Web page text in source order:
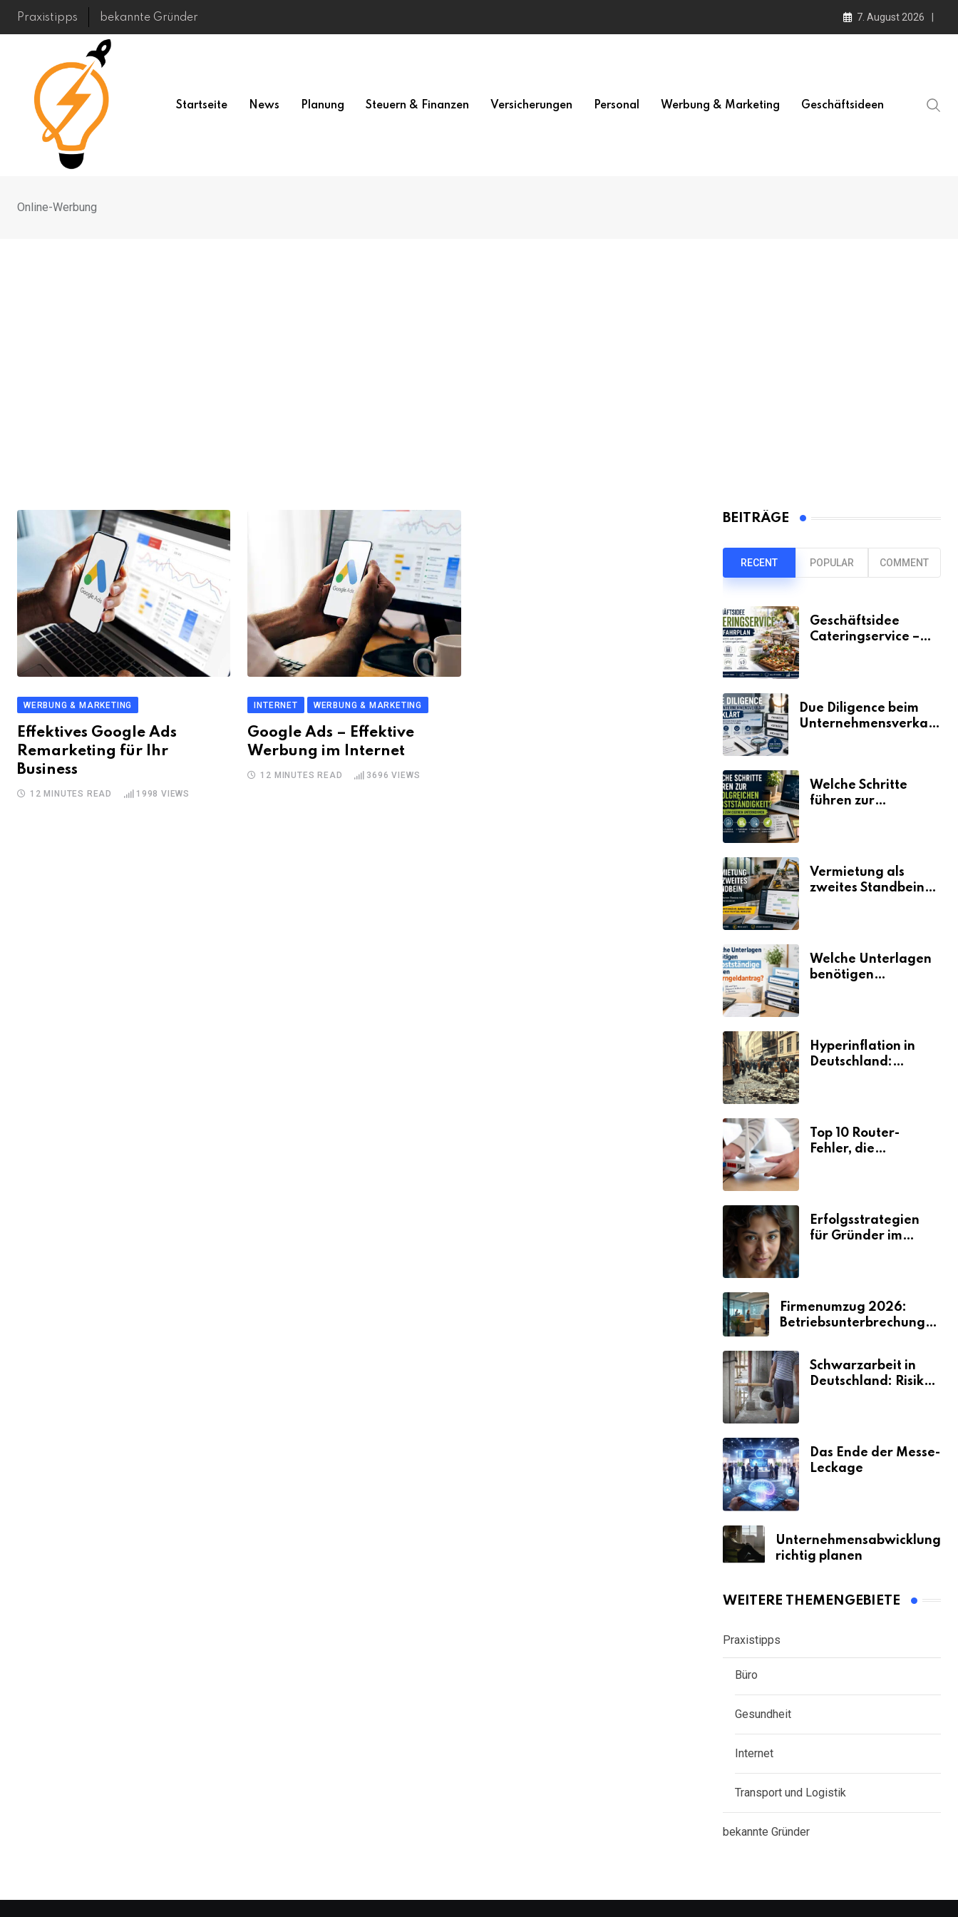
Skip
Praxistipps bekannte Gründer 7. August 2026
Startseite News Planung Steuern & Finanzen Versicherungen Personal Werbung & Marketing Geschäftsideen
Online-Werbung
WERBUNG & MARKETING
Effektives Google Ads
Remarketing für Ihr
Business
12 MINUTES READ 1998 VIEWS
INTERNET WERBUNG & MARKETING
Google Ads – Effektive
Werbung im Internet
12 MINUTES READ 3696 VIEWS
BEITRÄGE
RECENT POPULAR COMMENT
Geschäftsidee
Cateringservice –
Due Diligence beim
Unternehmensverkauf
Welche Schritte
führen zur
Vermietung als
zweites Standbein:
Umsätze machen
Welche Unterlagen
benötigen
Hyperinflation in
Deutschland:
Top 10 Router-
Fehler, die
Erfolgsstrategien
für Gründer im
Firmenumzug 2026:
Betriebsunterbrechungen
Schwarzarbeit in
Deutschland: Risiken
Das Ende der Messe-
Leckage
Unternehmensabwicklung
richtig planen
WEITERE THEMENGEBIETE
Praxistipps
Büro
Gesundheit
Internet
Transport und Logistik
bekannte Gründer